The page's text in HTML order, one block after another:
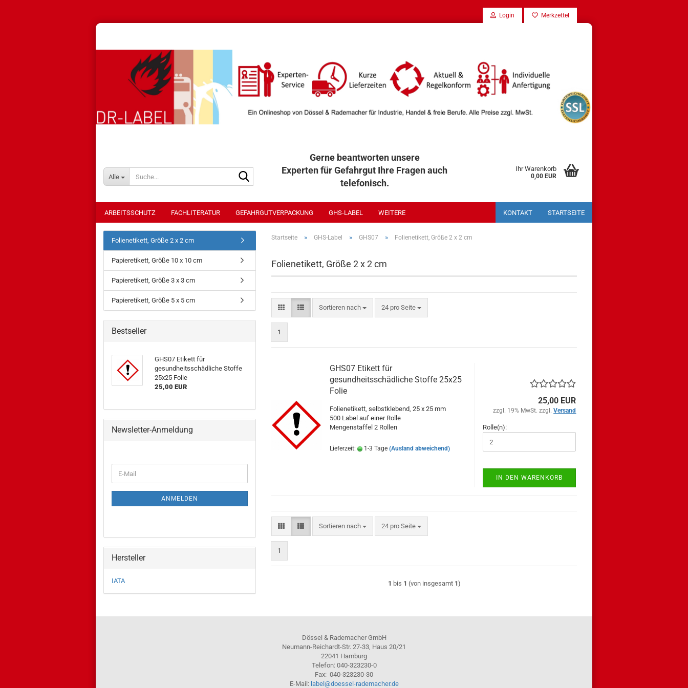
Login Merkzettel
Alle
Gerne beantworten unsere
Experten für Gefahrgut Ihre Fragen auch
telefonisch.
Ihr Warenkorb
0,00 EUR
ARBEITSSCHUTZ FACHLITERATUR GEFAHRGUTVERPACKUNG GHS-LABEL KONTAKT STARTSEITE
WEITERE
Startseite » GHS-Label » GHS07 » Folienetikett, Größe 2 x 2 cm
Folienetikett, Größe 2 x 2 cm
Sortieren nach
Sortieren nach 24 pro Seite
pro Seite
1
GHS07 Etikett für
gesundheitsschädliche Stoffe 25x25
Folie
Folienetikett, selbstklebend, 25 x 25 mm
500 Label auf einer Rolle
Mengenstaffel 2 Rollen
Lieferzeit: 1-3 Tage (Ausland abweichend)
25,00 EUR
zzgl. 19% MwSt. zzgl.Versand
Rolle(n):
IN DEN WARENKORB
Sortieren nach
Sortieren nach 24 pro Seite
pro Seite
1
1 bis 1 (von insgesamt 1)
Folienetikett, Größe 2 x 2 cm
Papieretikett, Größe 10 x 10 cm
Papieretikett, Größe 3 x 3 cm
Papieretikett, Größe 5 x 5 cm
Bestseller
GHS07 Etikett für
gesundheitsschädliche Stoffe
25x25 Folie
25,00 EUR
Newsletter-Anmeldung
ZUR
E-
Mail
ANMELDEN
Hersteller
IATA
Dössel & Rademacher GmbH
Neumann-Reichardt-Str. 27-33, Haus 20/21
22041 Hamburg
Telefon: 040-323230-0
Fax: 040-323230-30
E-Mail: label@doessel-rademacher.de